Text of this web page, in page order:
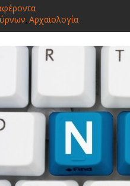
, Αρχαιολογία